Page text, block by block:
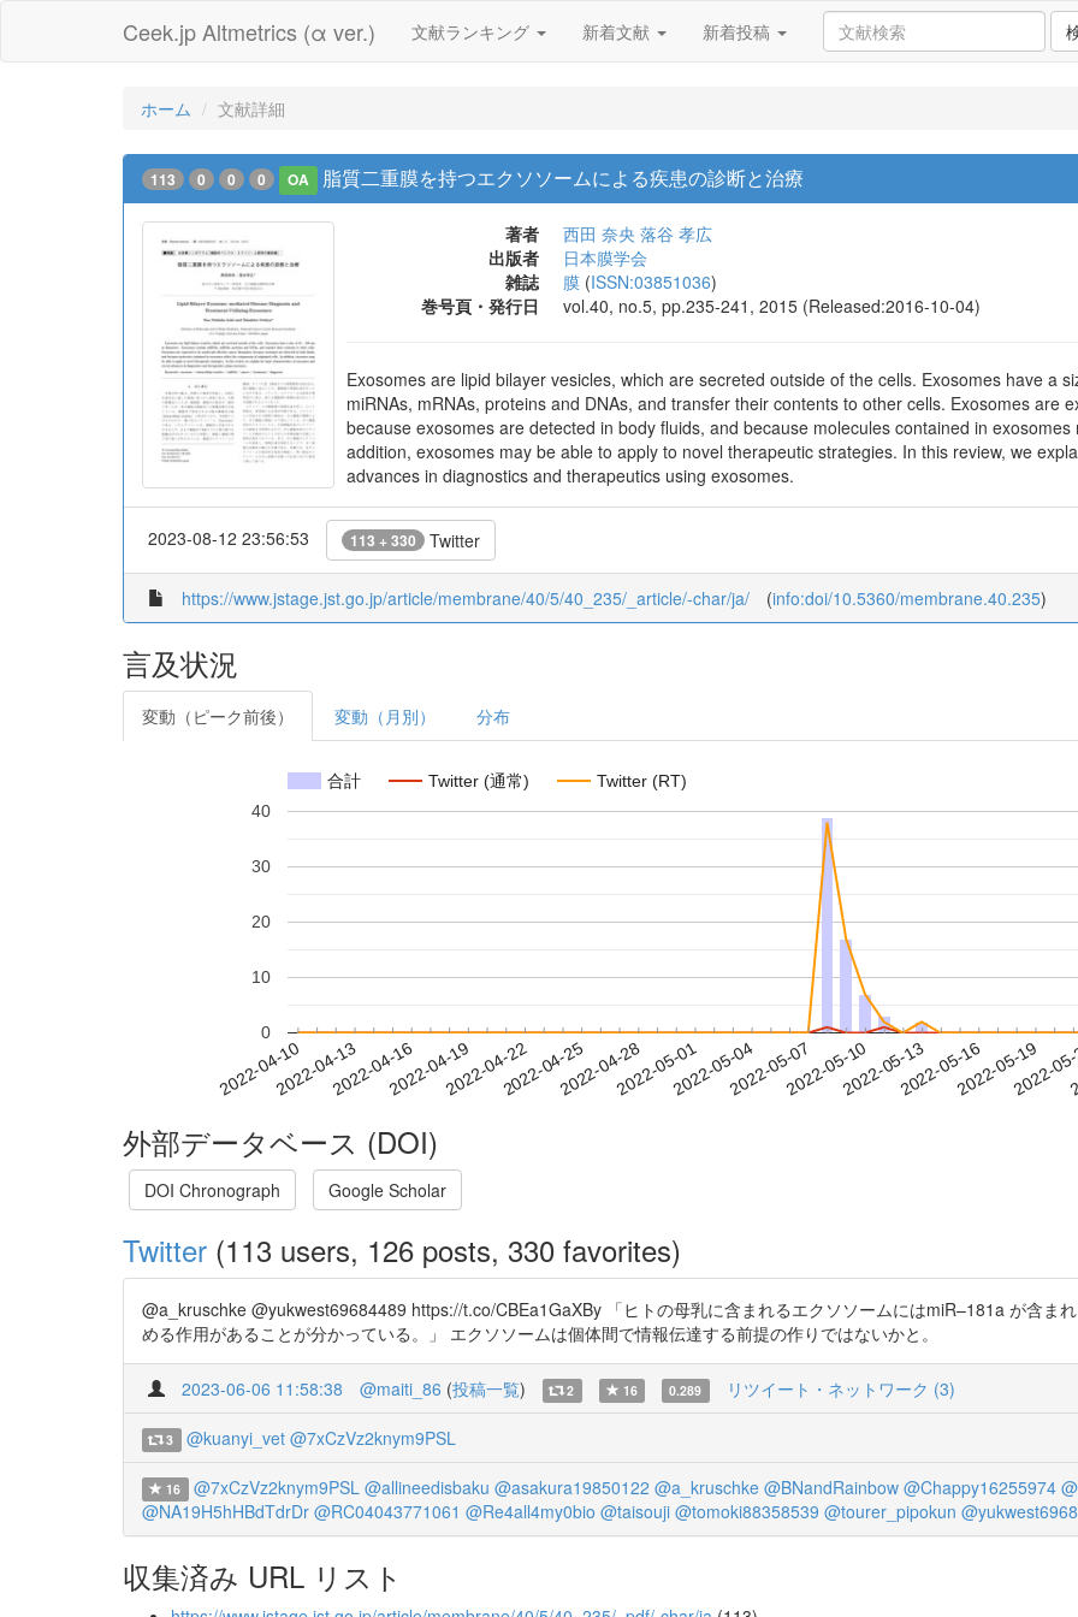
Ceek.jp Altmetrics (α ver.) 文献ランキング 新着文献 新着投稿
ホーム 文献詳細
113 0 0 0 OA 脂質二重膜を持つエクソソームによる疾患の診断と治療
著者 西田 奈央 落谷 孝広
出版者
日本膜学会
雑誌
膜 (ISSN:03851036)
巻号頁・発行日
vol.40, no.5, pp.235-241, 2015 (Released:2016-10-04)
Exosomes are lipid bilayer vesicles, which are secreted outside of the cells. Exosomes have a
miRNAs, mRNAs, proteins and DNAs, and transfer their contents to other cells. Exosomes are
because exosomes are detected in body fluids, and because molecules contained in
addition, exosomes may be able to apply to novel therapeutic strategies. In this review, we
advances in diagnostics and therapeutics using exosomes.
2023-08-12 23:56:53 113 + 330 Twitter
https://www.jstage.jst.go.jp/article/membrane/40/5/40_235/_article/-char/ja/ (info:doi/10.5360/membrane.40.235)
言及状況
変動（ピーク前後） 変動（月別） 分布
合計 Twitter (通常) Twitter (RT)
2022-04-102022-04-132022-04-162022-04-192022-04-222022-04-252022-04-282022-05-012022-05-042022-05-072022-05-102022-05-132022-05-162022-05-19
2022-
0
10
20
30
40
外部データベース (DOI)
DOI Chronograph Google Scholar
Twitter (113 users, 126 posts, 330 favorites)
@a_kruschke @yukwest69684489 https://t.co/CBEa1GaXBy 「ヒトの母乳に含まれるエクソソームにはmiR–181a が含ま
める作用があることが分かっている。」 エクソソームは個体間で情報伝達する前提の作りではないかと。
2023-06-06 11:58:38 @maiti_86 (投稿一覧) 2 16 0.289 リツイート・ネットワーク (3)
3 @kuanyi_vet @7xCzVz2knym9PSL
16 @7xCzVz2knym9PSL @allineedisbaku @asakura19850122 @a_kruschke @BNandRainbow @Chappy16255974
@NA19H5hHBdTdrDr @RC04043771061 @Re4all4my0bio @taisouji @tomoki88358539 @tourer_pipokun
収集済み URL リスト